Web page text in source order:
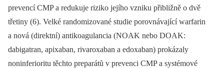
prevencí CMP a redukuje riziko jejího vzniku přibližně o dvě
třetiny (6). Velké randomizované studie porovnávající warfarin
a nová (direktní) antikoagulancia (NOAK nebo DOAK:
dabigatran, apixaban, rivaroxaban a edoxaban) prokázaly
noninferioritu těchto preparátů v prevenci CMP a systémové